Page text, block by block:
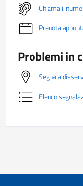
Chiama il
Prenota
Problemi in
Segnala
Elenco